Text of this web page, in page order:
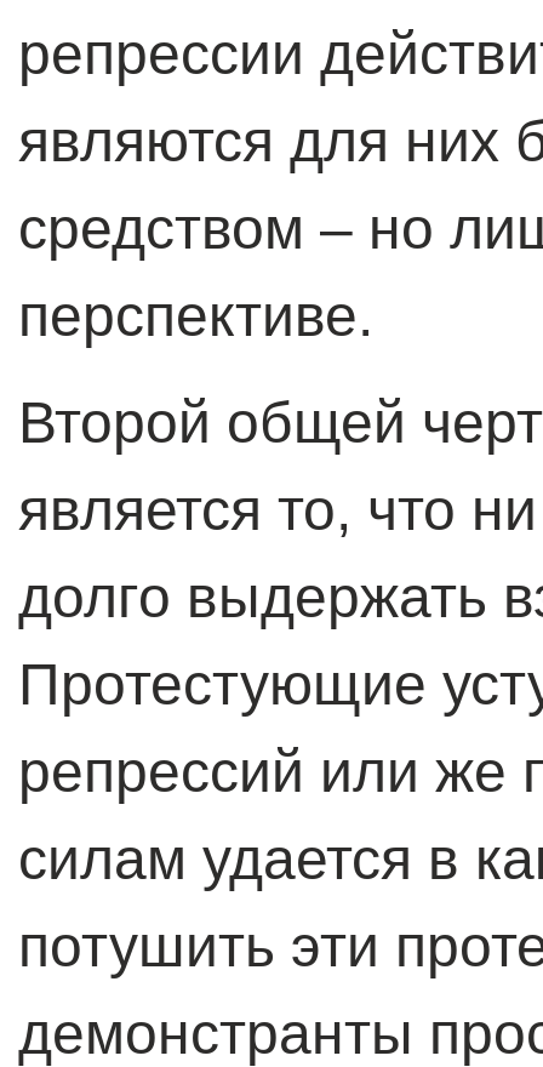
репрессии
являются для
средством – но
перспективе.
Второй общей
является то, что
долго выдержать
Протестующие
репрессий или же
силам удается в
потушить эти
демонстранты